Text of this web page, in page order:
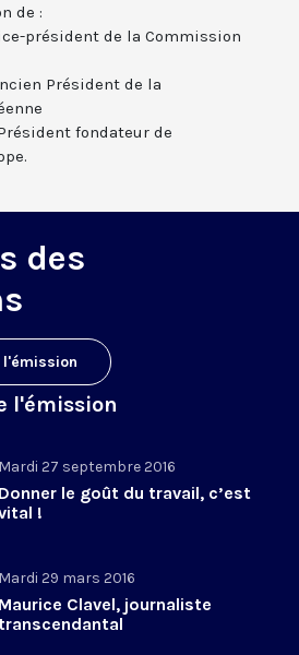
de :
président de la Commission
Président de la
fondateur de
des
l'émission
Mardi 27 septembre 2016
Donner le goût du travail, c’est
!
Mardi 29 mars 2016
Maurice Clavel, journaliste
transcendantal